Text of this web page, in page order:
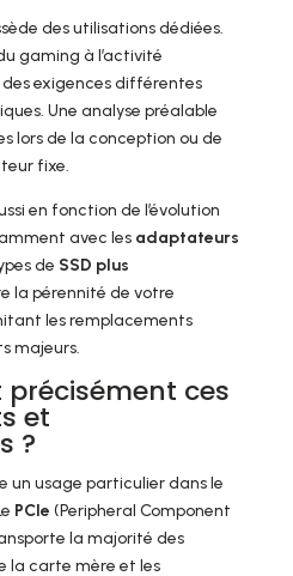
des utilisations dédiées.
gaming à l’activité
exigences différentes
Une analyse préalable
lors de la conception ou de
fixe.
en fonction de l’évolution
avec les adaptateurs
de SSD plus
la pérennité de votre
les remplacements
majeurs.
ces
et
?
un usage particulier dans le
PCIe (Peripheral Component
la majorité des
la carte mère et les